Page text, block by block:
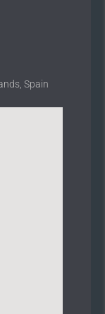
Spain